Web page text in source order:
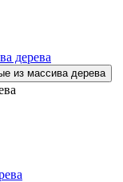
дерева
из массива дерева